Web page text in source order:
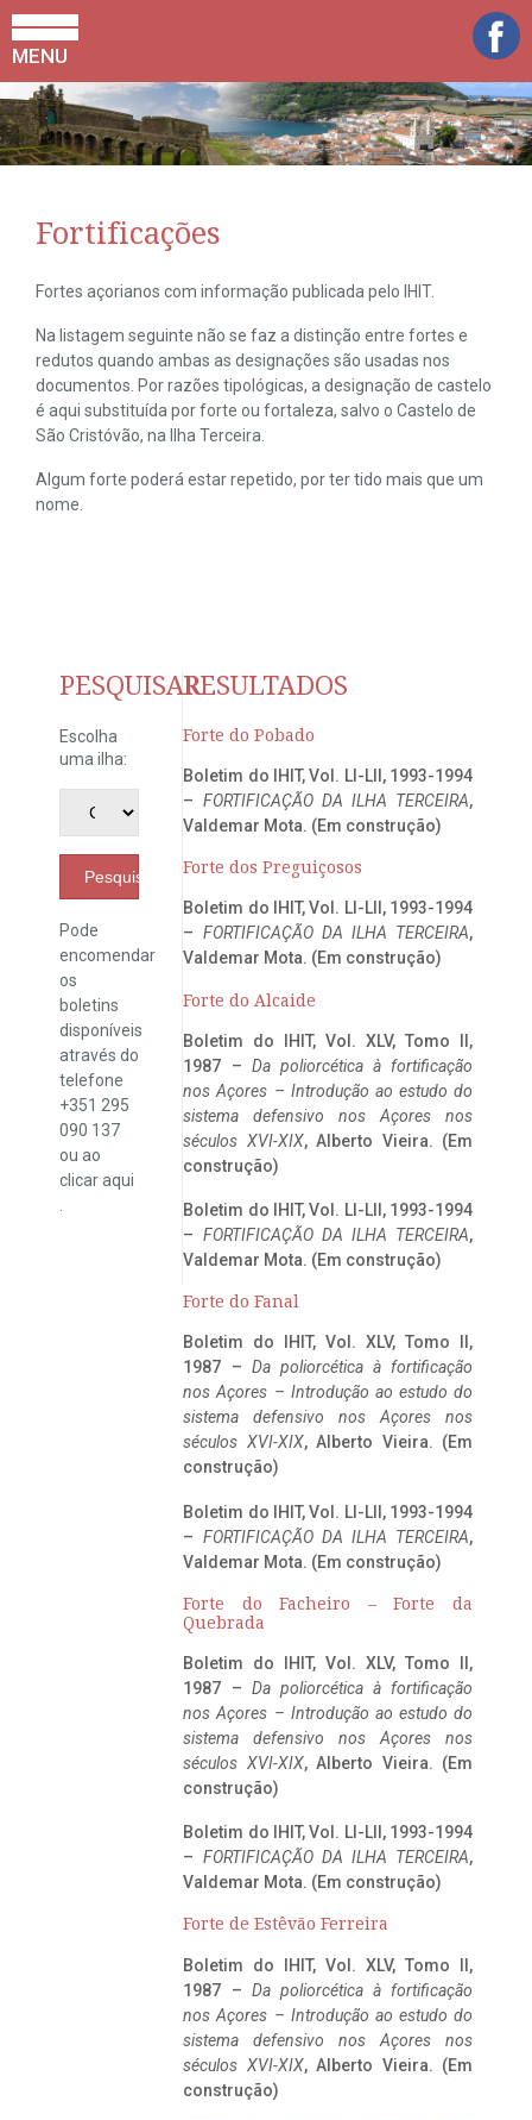
MENU
Fortificações
Fortes açorianos com informação publicada pelo IHIT.
Na listagem seguinte não se faz a distinção entre fortes e
redutos quando ambas as designações são usadas nos
documentos. Por razões tipológicas, a designação de castelo
é aqui substituída por forte ou fortaleza, salvo o Castelo de
São Cristóvão, na Ilha Terceira.
Algum forte poderá estar repetido, por ter tido mais que um
nome.
PESQUISAR
Escolha
uma ilha:
Pesquisar
Pode
encomendar
os
boletins
disponíveis
através do
telefone
+351 295
090 137
ou ao
clicaraqui
RESULTADOS
Forte do Pobado
Boletim do IHIT, Vol. LI-LII, 1993-1994
– FORTIFICAÇÃO DA ILHA TERCEIRA,
Valdemar Mota. (Em construção)
Forte dos Preguiçosos
Boletim do IHIT, Vol. LI-LII, 1993-1994
– FORTIFICAÇÃO DA ILHA TERCEIRA,
Valdemar Mota. (Em construção)
Forte do Alcaide
Boletim do IHIT, Vol. XLV, Tomo II,
1987 – Da poliorcética à fortificação
nos Açores – Introdução ao estudo do
sistema defensivo nos Açores nos
séculos XVI-XIX, Alberto Vieira. (Em
construção)
Boletim do IHIT, Vol. LI-LII, 1993-1994
– FORTIFICAÇÃO DA ILHA TERCEIRA,
Valdemar Mota. (Em construção)
Forte do Fanal
Boletim do IHIT, Vol. XLV, Tomo II,
1987 – Da poliorcética à fortificação
nos Açores – Introdução ao estudo do
sistema defensivo nos Açores nos
séculos XVI-XIX, Alberto Vieira. (Em
construção)
Boletim do IHIT, Vol. LI-LII, 1993-1994
– FORTIFICAÇÃO DA ILHA TERCEIRA,
Valdemar Mota. (Em construção)
Forte do Facheiro – Forte da
Quebrada
Boletim do IHIT, Vol. XLV, Tomo II,
1987 – Da poliorcética à fortificação
nos Açores – Introdução ao estudo do
sistema defensivo nos Açores nos
séculos XVI-XIX, Alberto Vieira. (Em
construção)
Boletim do IHIT, Vol. LI-LII, 1993-1994
– FORTIFICAÇÃO DA ILHA TERCEIRA,
Valdemar Mota. (Em construção)
Forte de Estêvão Ferreira
Boletim do IHIT, Vol. XLV, Tomo II,
1987 – Da poliorcética à fortificação
nos Açores – Introdução ao estudo do
sistema defensivo nos Açores nos
séculos XVI-XIX, Alberto Vieira. (Em
construção)